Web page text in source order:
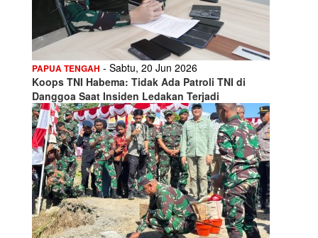
PAPUA TENGAH - Sabtu, 20 Jun 2026
Koops TNI Habema: Tidak Ada Patroli TNI di
Danggoa Saat Insiden Ledakan Terjadi